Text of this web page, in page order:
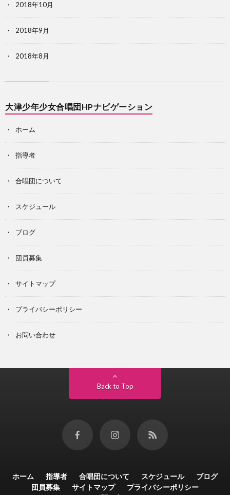
2018年10月
2018年9月
2018年8月
大津少年少女合唱団HPナビゲーション
ホーム
指導者
合唱団について
スケジュール
ブログ
団員募集
サイトマップ
プライバシーポリシー
お問い合わせ
Back to Top
ホーム 指導者 合唱団について スケジュール
ブログ
団員募集
サイトマップ
プライバシーポリシー